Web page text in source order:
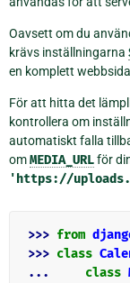
Oavsett om du
krävs inställningarna
en komplett
För att hitta det
kontrollera om
automatiskt falla
omMEDIA_URLför
'https://
>>> from
>>> class
...
class